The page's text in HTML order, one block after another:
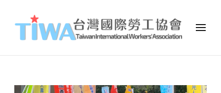
TIWA台灣國際勞工協會
台灣國際勞工協會（Taiwan International Workers
Association，簡稱TIWA），是全台第一個以國際移工為服務對象的